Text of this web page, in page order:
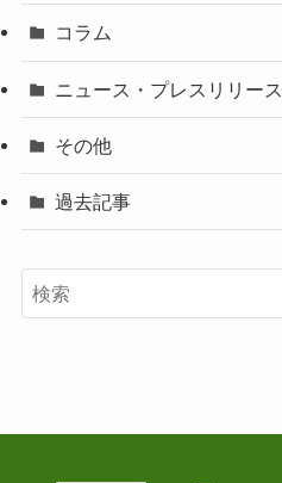
コラム
ニュース・プレスリリース
その他
過去記事